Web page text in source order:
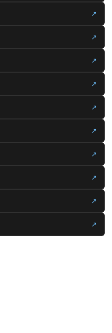
↗
↗
↗
↗
↗
↗
↗
↗
↗
↗